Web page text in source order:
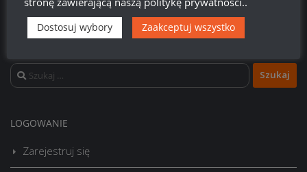
Szukaj:
LOGOWANIE
Zarejestruj się
Dostosuj wybory Zaakceptuj wszystko